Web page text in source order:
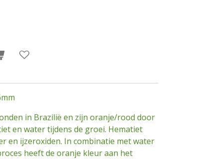
in Brazilië en zijn oranje/rood door
en water tijdens de groei. Hematiet
en ijzeroxiden. In combinatie met water
heeft de oranje kleur aan het